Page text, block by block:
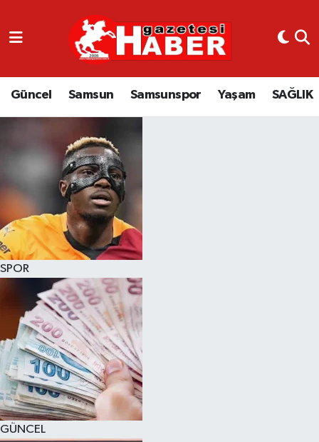
Güncel Samsun Samsunspor Yaşam SAĞLIK
SPOR
GÜNCEL
GÜNCEL
SAMSUN
EKONOMİ
YAŞAM